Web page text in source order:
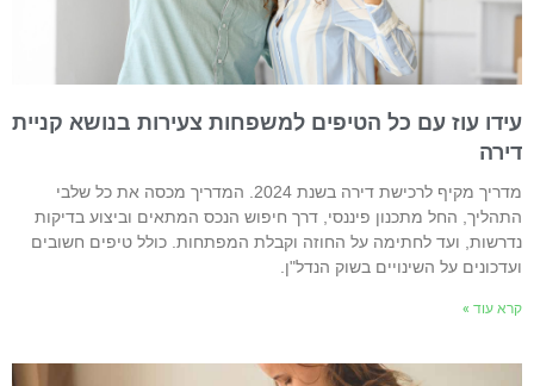
עוז עם כל הטיפים למשפחות צעירות בנושא קניית
מדריך מקיף לרכישת דירה בשנת 2024. המדריך מכסה את כל שלבי
החל מתכנון פיננסי, דרך חיפוש הנכס המתאים וביצוע בדיקות
ועד לחתימה על החוזה וקבלת המפתחות. כולל טיפים חשובים
על השינויים בשוק הנדל"ן.
עוד »